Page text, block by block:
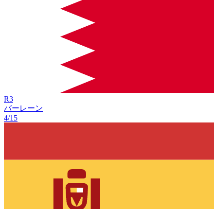
R3
バーレーン
4/15